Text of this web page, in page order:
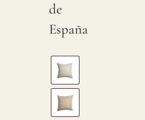
de
España